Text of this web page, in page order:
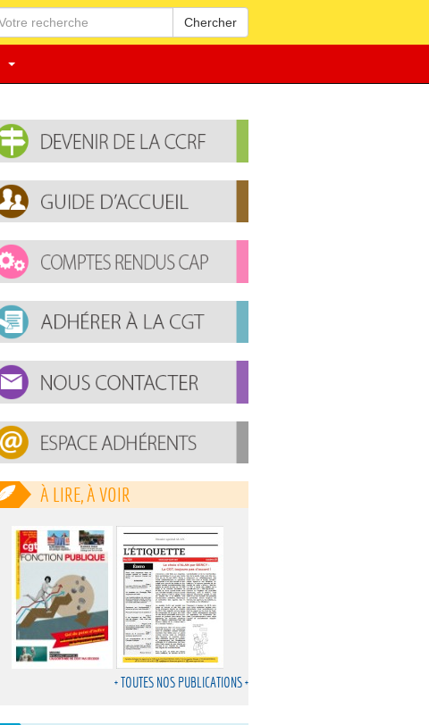
Chercher
À LIRE, À VOIR
+ TOUTES NOS PUBLICATIONS +